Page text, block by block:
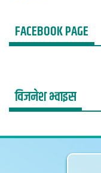
FACEBOOK PAGE
विजनेश भ्वाइस